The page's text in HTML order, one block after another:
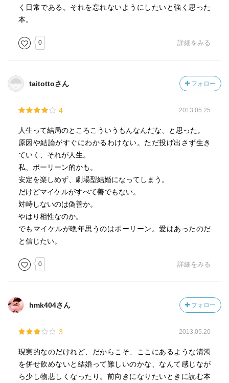
く日常である。それを忘れないようにしたいと強く思った
本。
0 詳細をみる
taitottoさん フォロー
4 2013.05.25
人生って結局のところこういうもんなんだな、と思った。
原因や結論がすぐにわかるわけない。ただ投げ出さず生き
ていく、それが人生。
私、ポーリーン的かも。
安定を楽しめず、劇場型結婚になってしまう。
だけどマイケルがすべて善でもない。
対峙しないのは偽善か。
やはり相性なのか。
でもマイケルが晩年思うのはポーリーン。愛はあったのだ
と信じたい。
0 詳細をみる
hmk404さん フォロー
3 2013.05.20
現実的なのだけれど、だからこそ、ここにあるような清濁
を併せ飲めないと結婚って難しいのかな、なんて感じなが
ら少し物悲しくなったり。前向きになりたいときに読む本